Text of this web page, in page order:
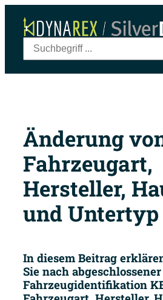
Inhalt
springen
u
c
Änderung
Fahrzeugart,
Hersteller,
und Untertyp
In diesem Beitrag
Sie nach abgeschlossener
Fahrzeugidentifikation